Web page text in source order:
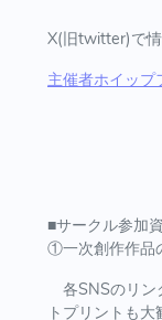
X(旧twitter)で情
主催者ホイップ
■サークル参加
①一次創作作品
各SNSのリン
トプリントも大